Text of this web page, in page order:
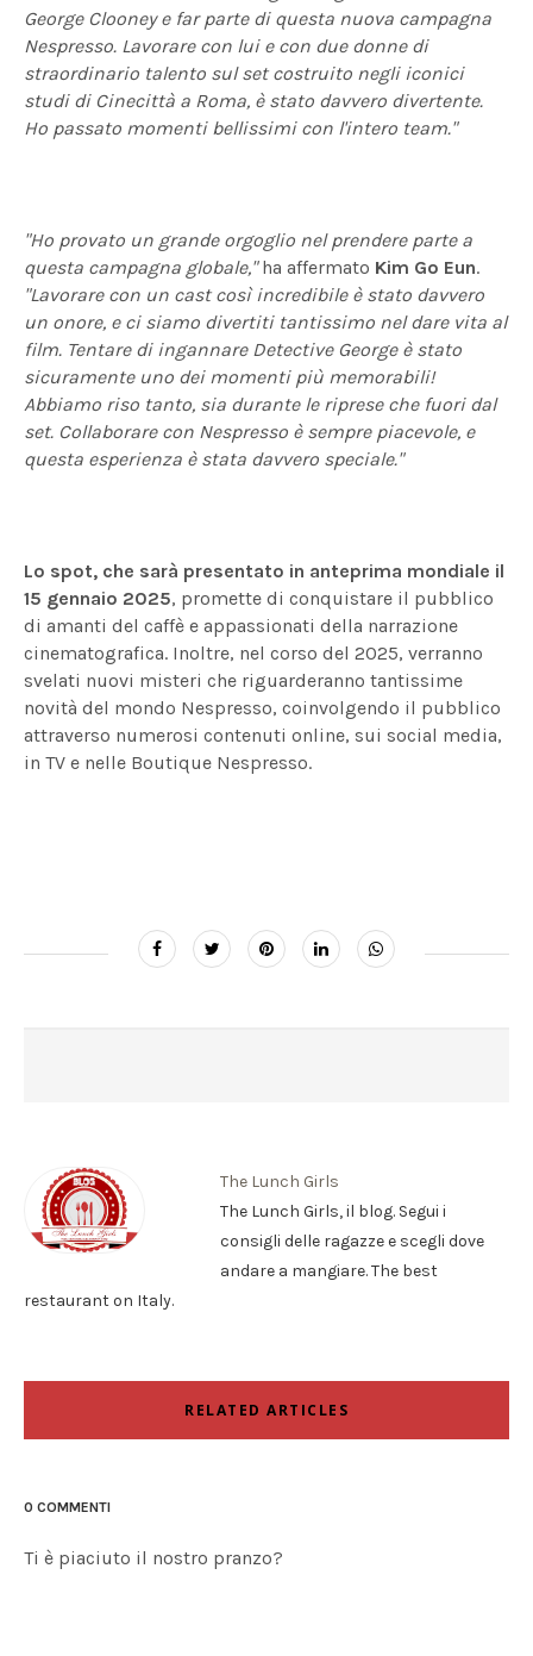
George Clooney e far parte di questa nuova campagna
Nespresso. Lavorare con lui e con due donne di
straordinario talento sul set costruito negli iconici
studi di Cinecittà a Roma, è stato davvero divertente.
Ho passato momenti bellissimi con l'intero team."
"Ho provato un grande orgoglio nel prendere parte a
questa campagna globale,"ha affermato Kim Go Eun.
"Lavorare con un cast così incredibile è stato davvero
un onore, e ci siamo divertiti tantissimo nel dare vita al
film. Tentare di ingannare Detective George è stato
sicuramente uno dei momenti più memorabili!
Abbiamo riso tanto, sia durante le riprese che fuori dal
set. Collaborare con Nespresso è sempre piacevole, e
questa esperienza è stata davvero speciale."
Lo spot, che sarà presentato in anteprima mondiale il
15 gennaio 2025, promette di conquistare il pubblico
di amanti del caffè e appassionati della narrazione
cinematografica. Inoltre, nel corso del 2025, verranno
svelati nuovi misteri che riguarderanno tantissime
novità del mondo Nespresso, coinvolgendo il pubblico
attraverso numerosi contenuti online, sui social media,
in TV e nelle Boutique Nespresso.
The Lunch Girls
The Lunch Girls, il blog. Segui i
consigli delle ragazze e scegli dove
andare a mangiare. The best
restaurant on Italy.
RELATED ARTICLES
0 COMMENTI
Ti è piaciuto il nostro pranzo?